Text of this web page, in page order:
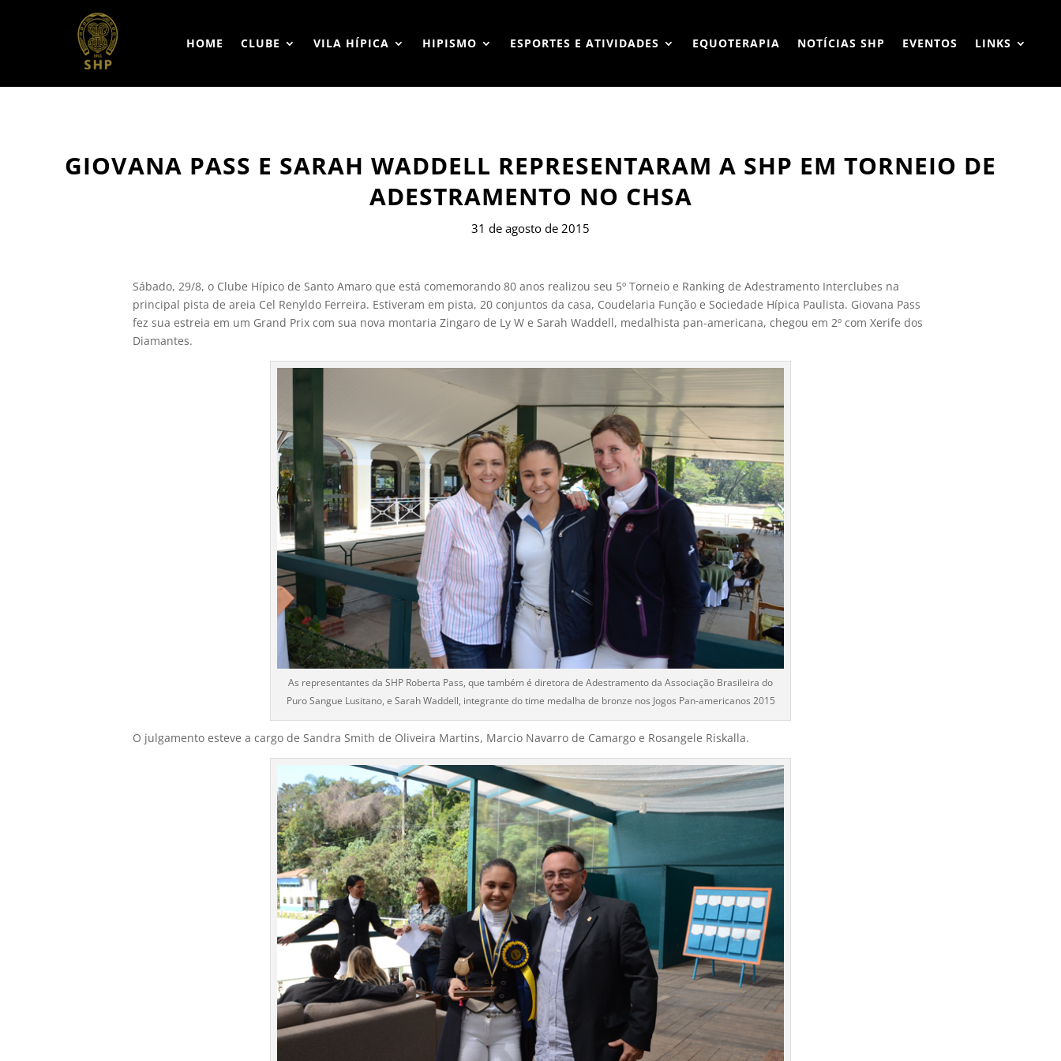
HOME CLUBE VILA HÍPICA HIPISMO ESPORTES E ATIVIDADES EQUOTERAPIA NOTÍCIAS SHP EVENTOS LINKS
GIOVANA PASS E SARAH WADDELL REPRESENTARAM A SHP EM TORNEIO DE
ADESTRAMENTO NO CHSA
31 de agosto de 2015
Sábado, 29/8, o Clube Hípico de Santo Amaro que está comemorando 80 anos realizou seu 5º Torneio e Ranking de Adestramento Interclubes na
principal pista de areia Cel Renyldo Ferreira. Estiveram em pista, 20 conjuntos da casa, Coudelaria Função e Sociedade Hípica Paulista. Giovana Pass
fez sua estreia em um Grand Prix com sua nova montaria Zingaro de Ly W e Sarah Waddell, medalhista pan-americana, chegou em 2º com Xerife dos
Diamantes.
As representantes da SHP Roberta Pass, que também é diretora de Adestramento da Associação Brasileira do
Puro Sangue Lusitano, e Sarah Waddell, integrante do time medalha de bronze nos Jogos Pan-americanos 2015
O julgamento esteve a cargo de Sandra Smith de Oliveira Martins, Marcio Navarro de Camargo e Rosangele Riskalla.